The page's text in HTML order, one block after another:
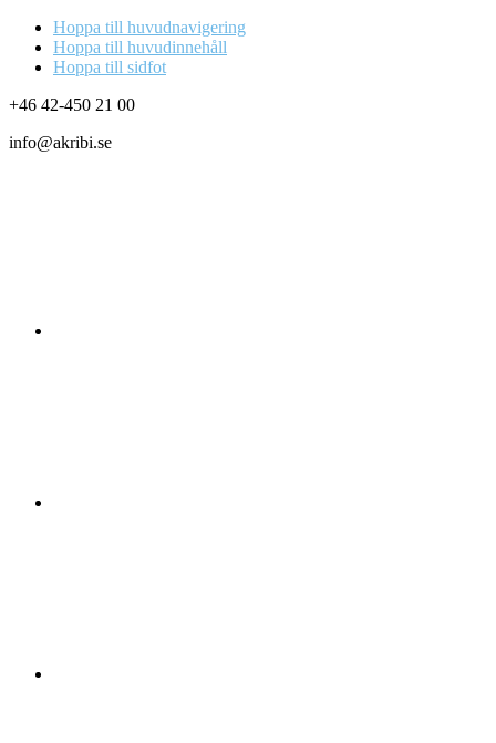
Hoppa till huvudnavigering
Hoppa till huvudinnehåll
Hoppa till sidfot
+46 42-450 21 00
info@akribi.se